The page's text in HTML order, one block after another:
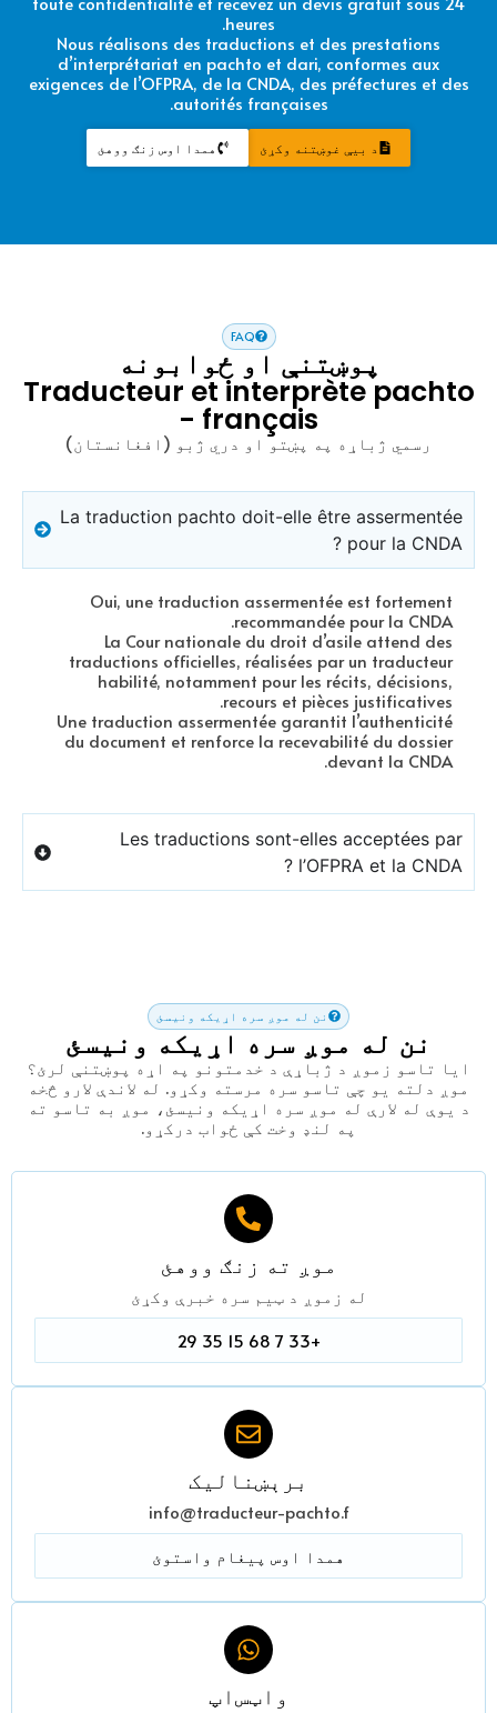
heures.
Nous réalisons des traductions et des prestations
d’interprétariat en pachto et dari, conformes aux
exigences de l’OFPRA, de la CNDA, des préfectures et des
autorités françaises.
د بیې غوښتنه وکړئ همدا اوس زنګ ووهئ
FAQ
پوښتنې او ځوابونه
Traducteur et interprète pachto
- français
رسمي ژباړه په پښتو او دري ژبو (افغانستان)
La traduction pachto doit-elle être assermentée
pour la CNDA ?
Oui, une traduction assermentée est fortement
recommandée pour la CNDA.
La Cour nationale du droit d’asile attend des
traductions officielles, réalisées par un traducteur
habilité, notamment pour les récits, décisions,
recours et pièces justificatives.
Une traduction assermentée garantit l’authenticité
du document et renforce la recevabilité du dossier
devant la CNDA.
Les traductions sont-elles acceptées par
l’OFPRA et la CNDA ?
نن له موږ سره اړیکه ونیسئ
نن له موږ سره اړیکه ونیسئ
ایا تاسو زموږ د ژباړې د خدمتونو په اړه پوښتنې لرئ؟
موږ دلته یو چې تاسو سره مرسته وکړو. له لاندې لارو څخه
د یوې له لارې له موږ سره اړیکه ونیسئ، موږ به تاسو ته
په لنډ وخت کې ځواب درکړو.
موږ ته زنګ ووهئ
له زموږ د ټیم سره خبرې وکړئ
+33 7 68 15 35 29
برېښنالیک
info@traducteur-pachto.f
همدا اوس پیغام واستوئ
واټس‌اپ